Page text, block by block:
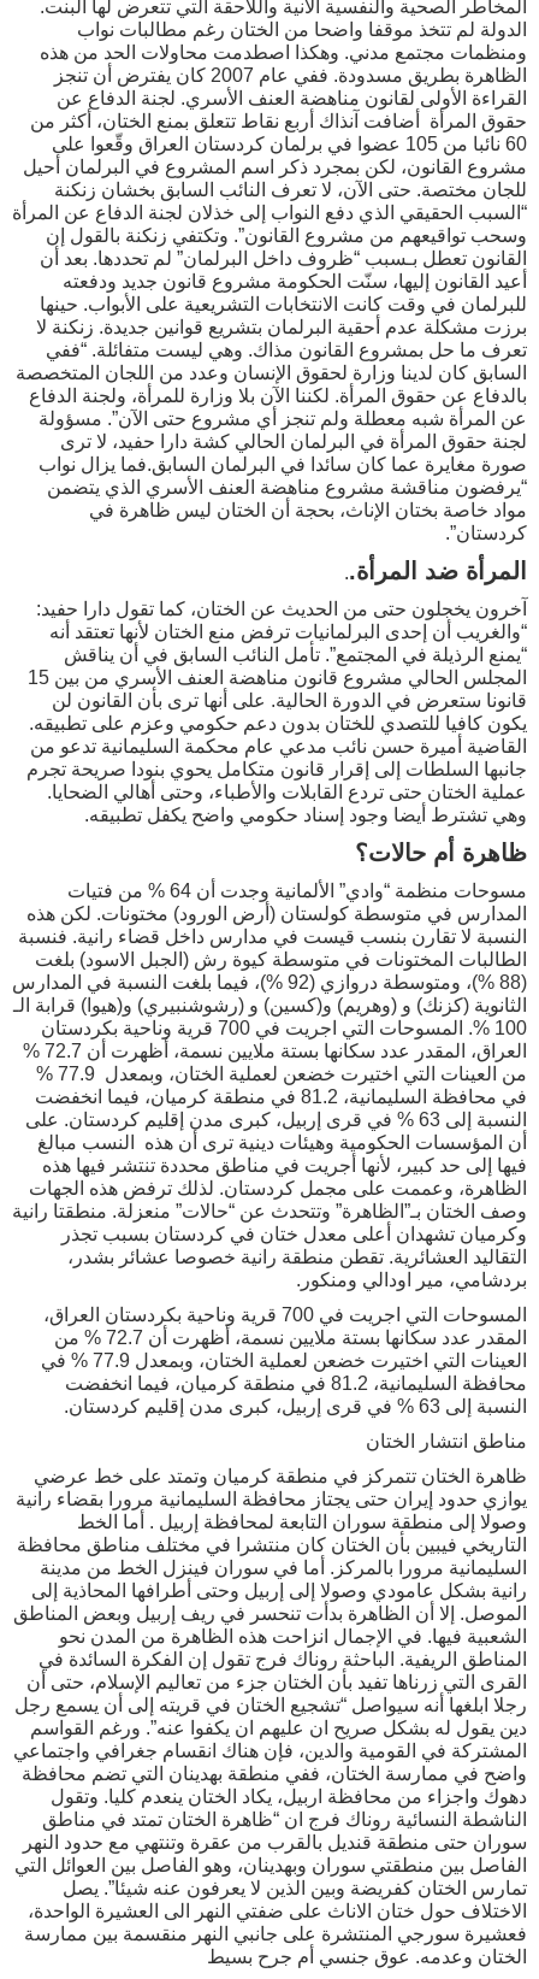
المخاطر الصحية والنفسية الآنية واللاحقة التي تتعرض لها البنت.
الدولة لم تتخذ موقفا واضحا من الختان رغم مطالبات نواب
ومنظمات مجتمع مدني. وهكذا اصطدمت محاولات الحد من هذه
الظاهرة بطريق مسدودة. ففي عام 2007 كان يفترض أن تنجز
القراءة الأولى لقانون مناهضة العنف الأسري. لجنة الدفاع عن
حقوق المرأة أضافت آنذاك أربع نقاط تتعلق بمنع الختان، أكثر من
60 نائبا من 105 عضوا في برلمان كردستان العراق وقّعوا على
مشروع القانون، لكن بمجرد ذكر اسم المشروع في البرلمان أحيل
للجان مختصة. حتى الآن، لا تعرف النائب السابق بخشان زنكنة
“السبب الحقيقي الذي دفع النواب إلى خذلان لجنة الدفاع عن المرأة
وسحب تواقيعهم من مشروع القانون”. وتكتفي زنكنة بالقول إن
القانون تعطل بـسبب “ظروف داخل البرلمان” لم تحددها. بعد أن
أعيد القانون إليها، سنّت الحكومة مشروع قانون جديد ودفعته
للبرلمان في وقت كانت الانتخابات التشريعية على الأبواب. حينها
برزت مشكلة عدم أحقية البرلمان بتشريع قوانين جديدة. زنكنة لا
تعرف ما حل بمشروع القانون مذاك. وهي ليست متفائلة. “ففي
السابق كان لدينا وزارة لحقوق الإنسان وعدد من اللجان المتخصصة
بالدفاع عن حقوق المرأة. لكننا الآن بلا وزارة للمرأة، ولجنة الدفاع
عن المرأة شبه معطلة ولم تنجز أي مشروع حتى الآن”. مسؤولة
لجنة حقوق المرأة في البرلمان الحالي كشة دارا حفيد، لا ترى
صورة مغايرة عما كان سائدا في البرلمان السابق.فما يزال نواب
“يرفضون مناقشة مشروع مناهضة العنف الأسري الذي يتضمن
مواد خاصة بختان الإناث، بحجة أن الختان ليس ظاهرة في
كردستان”.
المرأة ضد المرأة..
آخرون يخجلون حتى من الحديث عن الختان، كما تقول دارا حفيد:
“والغريب أن إحدى البرلمانيات ترفض منع الختان لأنها تعتقد أنه
“يمنع الرذيلة في المجتمع”. تأمل النائب السابق في أن يناقش
المجلس الحالي مشروع قانون مناهضة العنف الأسري من بين 15
قانونا ستعرض في الدورة الحالية. على أنها ترى بأن القانون لن
يكون كافيا للتصدي للختان بدون دعم حكومي وعزم على تطبيقه.
القاضية أميرة حسن نائب مدعي عام محكمة السليمانية تدعو من
جانبها السلطات إلى إقرار قانون متكامل يحوي بنودا صريحة تجرم
عملية الختان حتى تردع القابلات والأطباء، وحتى أهالي الضحايا.
وهي تشترط أيضا وجود إسناد حكومي واضح يكفل تطبيقه.
ظاهرة أم حالات؟
مسوحات منظمة “وادي” الألمانية وجدت أن 64 % من فتيات
المدارس في متوسطة كولستان (أرض الورود) مختونات. لكن هذه
النسبة لا تقارن بنسب قيست في مدارس داخل قضاء رانية. فنسبة
الطالبات المختونات في متوسطة كيوة رش (الجبل الاسود) بلغت
(88 %)، ومتوسطة دروازي (92 %)، فيما بلغت النسبة في المدارس
الثانوية (كزنك) و (وهريم) و(كسين) و (رشوشنبيري) و(هيوا) قرابة الـ
100 %. المسوحات التي اجريت في 700 قرية وناحية بكردستان
العراق، المقدر عدد سكانها بستة ملايين نسمة، أظهرت أن 72.7 %
من العينات التي اختيرت خضعن لعملية الختان، وبمعدل 77.9 %
في محافظة السليمانية، 81.2 في منطقة كرميان، فيما انخفضت
النسبة إلى 63 % في قرى إربيل، كبرى مدن إقليم كردستان. على
أن المؤسسات الحكومية وهيئات دينية ترى أن هذه النسب مبالغ
فيها إلى حد كبير، لأنها أجريت في مناطق محددة تنتشر فيها هذه
الظاهرة، وعممت على مجمل كردستان. لذلك ترفض هذه الجهات
وصف الختان بـ”الظاهرة” وتتحدث عن “حالات” منعزلة. منطقتا رانية
وكرميان تشهدان أعلى معدل ختان في كردستان بسبب تجذر
التقاليد العشائرية. تقطن منطقة رانية خصوصا عشائر بشدر،
بردشامي، مير اودالي ومنكور.
المسوحات التي اجريت في 700 قرية وناحية بكردستان العراق،
المقدر عدد سكانها بستة ملايين نسمة، أظهرت أن 72.7 % من
العينات التي اختيرت خضعن لعملية الختان، وبمعدل 77.9 % في
محافظة السليمانية، 81.2 في منطقة كرميان، فيما انخفضت
النسبة إلى 63 % في قرى إربيل، كبرى مدن إقليم كردستان.
مناطق انتشار الختان
ظاهرة الختان تتمركز في منطقة كرميان وتمتد على خط عرضي
يوازي حدود إيران حتى يجتاز محافظة السليمانية مرورا بقضاء رانية
وصولا إلى منطقة سوران التابعة لمحافظة إربيل . أما الخط
التاريخي فيبين بأن الختان كان منتشرا في مختلف مناطق محافظة
السليمانية مرورا بالمركز. أما في سوران فينزل الخط من مدينة
رانية بشكل عامودي وصولا إلى إربيل وحتى أطرافها المحاذية إلى
الموصل. إلا أن الظاهرة بدأت تنحسر في ريف إربيل وبعض المناطق
الشعبية فيها. في الإجمال انزاحت هذه الظاهرة من المدن نحو
المناطق الريفية. الباحثة روناك فرج تقول إن الفكرة السائدة في
القرى التي زرناها تفيد بأن الختان جزء من تعاليم الإسلام، حتى أن
رجلا ابلغها أنه سيواصل “تشجيع الختان في قريته إلى أن يسمع رجل
دين يقول له بشكل صريح ان عليهم ان يكفوا عنه”. ورغم القواسم
المشتركة في القومية والدين، فإن هناك انقسام جغرافي واجتماعي
واضح في ممارسة الختان، ففي منطقة بهدينان التي تضم محافظة
دهوك واجزاء من محافظة اربيل، يكاد الختان ينعدم كليا. وتقول
الناشطة النسائية روناك فرج ان “ظاهرة الختان تمتد في مناطق
سوران حتى منطقة قنديل بالقرب من عقرة وتنتهي مع حدود النهر
الفاصل بين منطقتي سوران وبهدينان، وهو الفاصل بين العوائل التي
تمارس الختان كفريضة وبين الذين لا يعرفون عنه شيئا”. يصل
الاختلاف حول ختان الاناث على ضفتي النهر الى العشيرة الواحدة،
فعشيرة سورجي المنتشرة على جانبي النهر منقسمة بين ممارسة
الختان وعدمه. عوق جنسي أم جرح بسيط